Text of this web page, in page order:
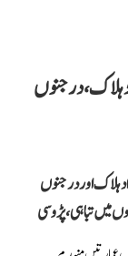
شدت کا زلزلہ، کم از کم 20 افراد ہلاک، درجنوں
شدت کے طاقتور زلزلے سے کم از کم 20 افراد ہلاک اور درجنوں
میں تباہی، پڑوسی